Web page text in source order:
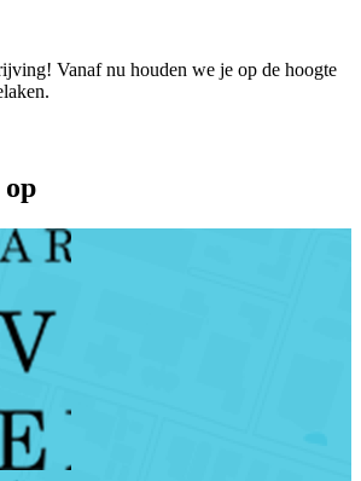
Vanaf nu houden we je op de hoogte
op